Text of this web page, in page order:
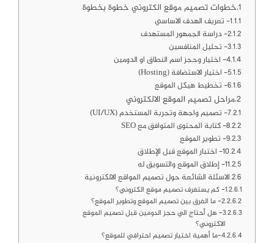
خطوات تصميم موقع الكتروني خطوة بخطوة
1- تعريف الهدف الاساسي
2- دراسة الجمهور المستهدف
3- تحليل المنافسين
4- اختيار وحجز اسم النطاق او الدومين
5- اختيار الاستضافة (Hosting)
6- تخطيط هيكل الموقع
مراحل تصميم الموقع الالكتروني
7- تصميم واجهة وتجربة المستخدم (UI/UX)
8- كتابة المحتوى المتوافق مع SEO
9- تطوير الموقع
10- اختبار الموقع قبل الإطلاق
11- إطلاق الموقع والتسويق له
الاسئلة الشائعة حول تصميم المواقع الالكترونية
1- كم يستغرف تصميم موقع الكتروني؟
2- ما الفرق بين تصميم الموقع وتطوير الموقع؟
3- هل أحتاج الي حجز الدومين قبل تصميم الموقع
الاكتروني؟
4-ما أهمية اختيار تصميم احترافي للموقع؟